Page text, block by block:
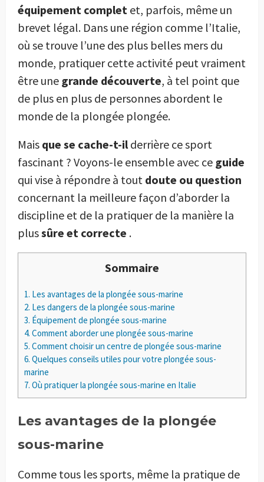
équipement complet et, parfois, même un
brevet légal. Dans une région comme l’Italie,
où se trouve l’une des plus belles mers du
monde, pratiquer cette activité peut vraiment
être une grande découverte, à tel point que
de plus en plus de personnes abordent le
monde de la plongée plongée.
Mais que se cache-t-ilderrière ce sport
fascinant ? Voyons-le ensemble avec ce guide
qui vise à répondre à tout doute ou question
concernant la meilleure façon d’aborder la
discipline et de la pratiquer de la manière la
plussûre et correcte .
Sommaire
1. Les avantages de la plongée sous-marine
2. Les dangers de la plongée sous-marine
3. Équipement de plongée sous-marine
4. Comment aborder une plongée sous-marine
5. Comment choisir un centre de plongée sous-marine
6. Quelques conseils utiles pour votre plongée sous-
marine
7. Où pratiquer la plongée sous-marine en Italie
Les avantages de la plongée
sous-marine
Comme tous les sports, même la pratique de